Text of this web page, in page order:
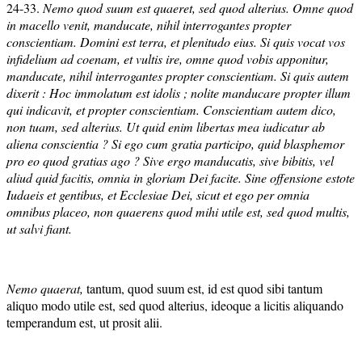
24-33. Nemo quod suum est quaeret, sed quod alterius. Omne quod
in macello venit, manducate, nihil interrogantes propter
conscientiam. Domini est terra, et plenitudo eius. Si quis vocat vos
infidelium ad coenam, et vultis ire, omne quod vobis apponitur,
manducate, nihil interrogantes propter conscientiam. Si quis autem
dixerit : Hoc immolatum est idolis ; nolite manducare propter illum
qui indicavit, et propter conscientiam. Conscientiam autem dico,
non tuam, sed alterius. Ut quid enim libertas mea iudicatur ab
aliena conscientia ? Si ego cum gratia participo, quid blasphemor
pro eo quod gratias ago ? Sive ergo manducatis, sive bibitis, vel
aliud quid facitis, omnia in gloriam Dei facite. Sine offensione estote
Iudaeis et gentibus, et Ecclesiae Dei, sicut et ego per omnia
omnibus placeo, non quaerens quod mihi utile est, sed quod multis,
ut salvi fiant.
Nemo quaerat, tantum, quod suum est, id est quod sibi tantum
aliquo modo utile est, sed quod alterius, ideoque a licitis aliquando
temperandum est, ut prosit alii.